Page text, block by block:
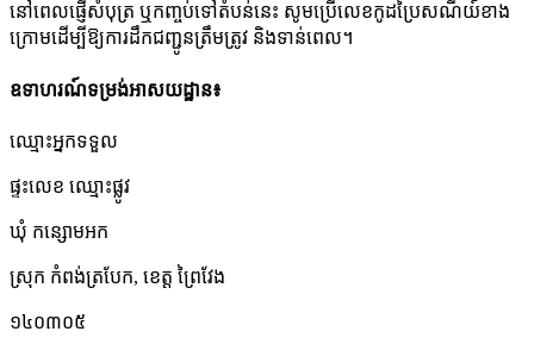
នៅពេលផ្ញើសំបុត្រ ឬកញ្ចប់ទៅតំបន់នេះ សូមប្រើលេខកូដប្រៃសណីយ៍ខាង
ក្រោមដើម្បីឱ្យការដឹកជញ្ជូនត្រឹមត្រូវ និងទាន់ពេល។
ឧទាហរណ៍ទម្រង់អាសយដ្ឋាន៖
ឈ្មោះអ្នកទទួល
ផ្ទះលេខ ឈ្មោះផ្លូវ
ឃុំ កន្សោមអក
ស្រុក កំពង់ត្របែក, ខេត្ត ព្រៃវែង
១៤០៣០៥